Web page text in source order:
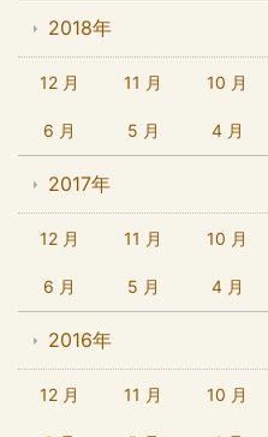
2018年
12 月 11 月 10 月
6 月 5 月 4 月
2017年
12 月 11 月 10 月
6 月 5 月 4 月
2016年
12 月 11 月 10 月